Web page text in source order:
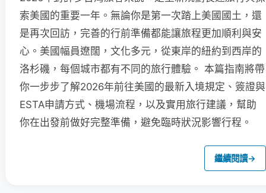
索美國的重要一年。無論你是第一次踏上美國國土，還
是再次回訪，完善的行前準備都能讓旅程更加順利與安
心。美國幅員遼闊，文化多元，從東岸的紐約到西岸的
洛杉磯，每個城市都有不同的旅行體驗。 本篇指南將帶
你一步步了解2026年前往美國的最新入境規定、簽證與
ESTA申請方式、機場流程，以及實用旅行建議，幫助
你在出發前做好完整準備，避免臨時狀況影響行程。
繼續閱讀→